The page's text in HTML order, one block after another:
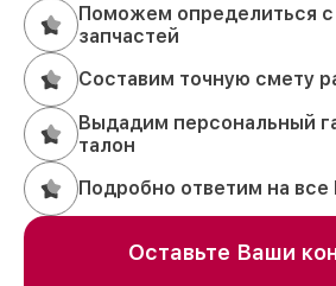
Поможем определиться
запчастей
Составим точную смету
Выдадим персональный
талон
Подробно ответим на
Оставьте Ваши